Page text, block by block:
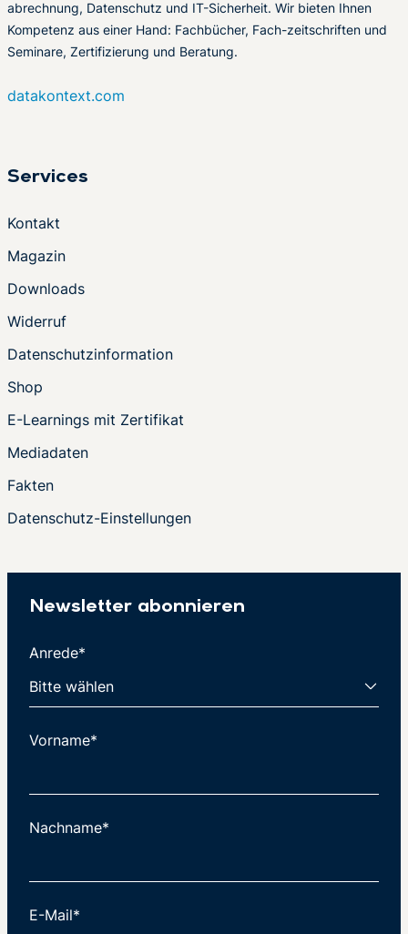
abrechnung, Datenschutz und IT-Sicherheit. Wir bieten Ihnen
Kompetenz aus einer Hand: Fachbücher, Fach-zeitschriften und
Seminare, Zertifizierung und Beratung.
datakontext.com
Services
Kontakt
Magazin
Downloads
Widerruf
Datenschutzinformation
Shop
E-Learnings mit Zertifikat
Mediadaten
Fakten
Datenschutz-Einstellungen
Newsletter abonnieren
Anrede*
Vorname*
Nachname*
E-Mail*